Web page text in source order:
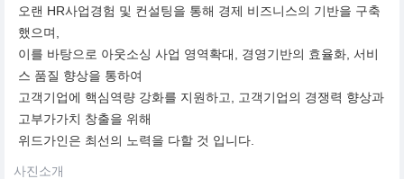
오랜 HR사업경험 및 컨설팅을 통해 경제 비즈니스의 기반을 구축
했으며,
이를 바탕으로 아웃소싱 사업 영역확대, 경영기반의 효율화, 서비
스 품질 향상을 통하여
고객기업에 핵심역량 강화를 지원하고, 고객기업의 경쟁력 향상과
고부가가치 창출을 위해
위드가인은 최선의 노력을 다할 것 입니다.
사진소개